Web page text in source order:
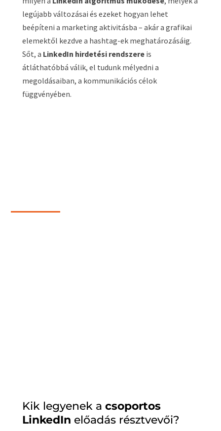
legújabb változásai és ezeket hogyan lehet
beépíteni a marketing aktivitásba – akár a grafikai
elemektől kezdve a hashtag-ek meghatározásáig.
Sőt, a LinkedIn hirdetési rendszereis
átláthatóbbá válik, el tudunk mélyedni a
megoldásaiban, a kommunikációs célok
függvényében.
Kik legyenek a csoportos
LinkedIn előadás résztvevői?